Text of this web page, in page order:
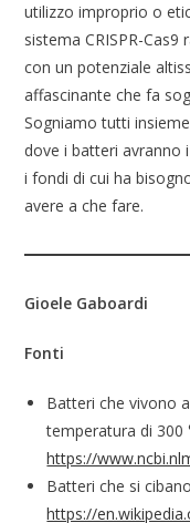
utilizzo improprio o
sistema CRISPR-
con un potenziale
affascinante che fa
Sogniamo tutti
dove i batteri avranno
i fondi di cui ha
avere a che fare.
Gioele Gaboardi
Fonti
Batteri che vivono
temperatura di 300
https://
Batteri che si
https://